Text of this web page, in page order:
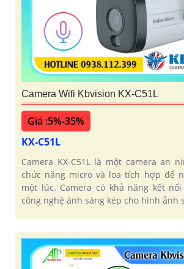
Camera Wifi Kbvision KX-C51L
Giá :5%-35%
KX-C51L
Camera KX-C51L là một camera an
chức năng micro và loa tích hợp để
một lúc. Camera có khả năng kết
công nghệ ánh sáng kép cho hình ảnh